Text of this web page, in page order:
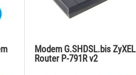
Modem G.SHDSL.bis ZyXEL
Router P-791R v2